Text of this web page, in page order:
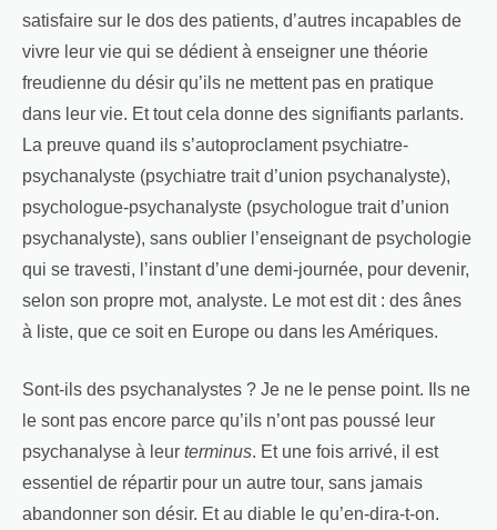
satisfaire sur le dos des patients, d’autres incapables de
vivre leur vie qui se dédient à enseigner une théorie
freudienne du désir qu’ils ne mettent pas en pratique
dans leur vie. Et tout cela donne des signifiants parlants.
La preuve quand ils s’autoproclament psychiatre-
psychanalyste (psychiatre trait d’union psychanalyste),
psychologue-psychanalyste (psychologue trait d’union
psychanalyste), sans oublier l’enseignant de psychologie
qui se travesti, l’instant d’une demi-journée, pour devenir,
selon son propre mot, analyste. Le mot est dit : des ânes
à liste, que ce soit en Europe ou dans les Amériques.
Sont-ils des psychanalystes ? Je ne le pense point. Ils ne
le sont pas encore parce qu’ils n’ont pas poussé leur
psychanalyse à leur terminus. Et une fois arrivé, il est
essentiel de répartir pour un autre tour, sans jamais
abandonner son désir. Et au diable le qu’en-dira-t-on.